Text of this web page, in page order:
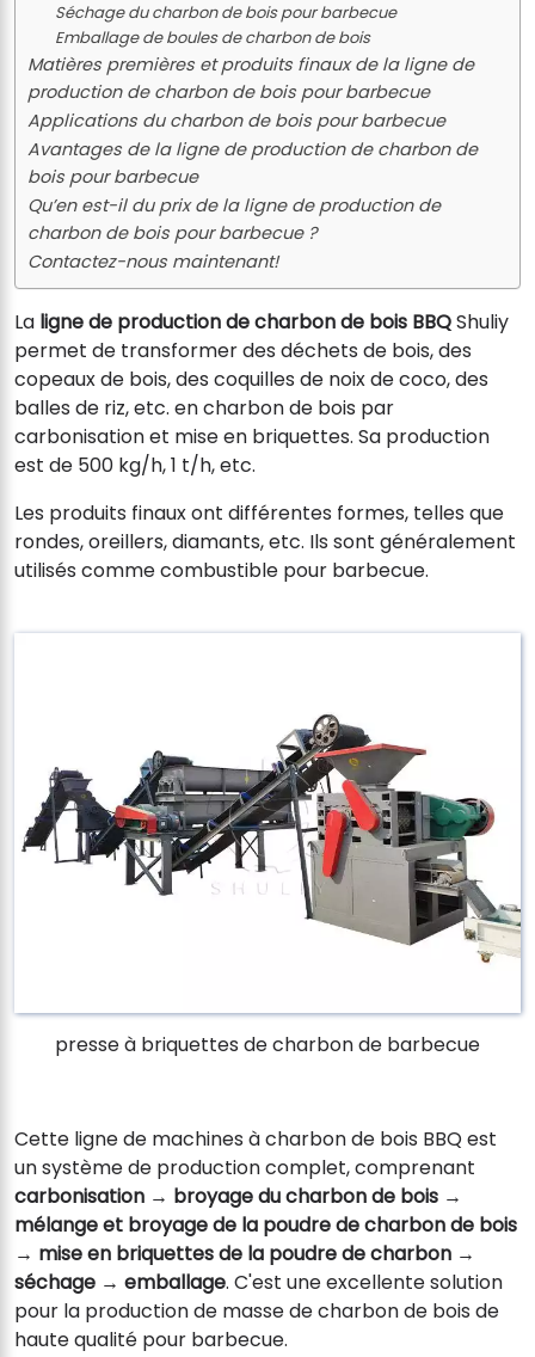
Séchage du charbon de bois pour barbecue
Emballage de boules de charbon de bois
Matières premières et produits finaux de la ligne de
production de charbon de bois pour barbecue
Applications du charbon de bois pour barbecue
Avantages de la ligne de production de charbon de
bois pour barbecue
Qu’en est-il du prix de la ligne de production de
charbon de bois pour barbecue ?
Contactez-nous maintenant!
La ligne de production de charbon de bois BBQShuliy
permet de transformer des déchets de bois, des
copeaux de bois, des coquilles de noix de coco, des
balles de riz, etc. en charbon de bois par
carbonisation et mise en briquettes. Sa production
est de 500 kg/h, 1 t/h, etc.
Les produits finaux ont différentes formes, telles que
rondes, oreillers, diamants, etc. Ils sont généralement
utilisés comme combustible pour barbecue.
presse à briquettes de charbon de barbecue
Cette ligne de machines à charbon de bois BBQ est
un système de production complet, comprenant
carbonisation → broyage du charbon de bois →
mélange et broyage de la poudre de charbon de bois
→ mise en briquettes de la poudre de charbon →
séchage → emballage. C'est une excellente solution
pour la production de masse de charbon de bois de
haute qualité pour barbecue.